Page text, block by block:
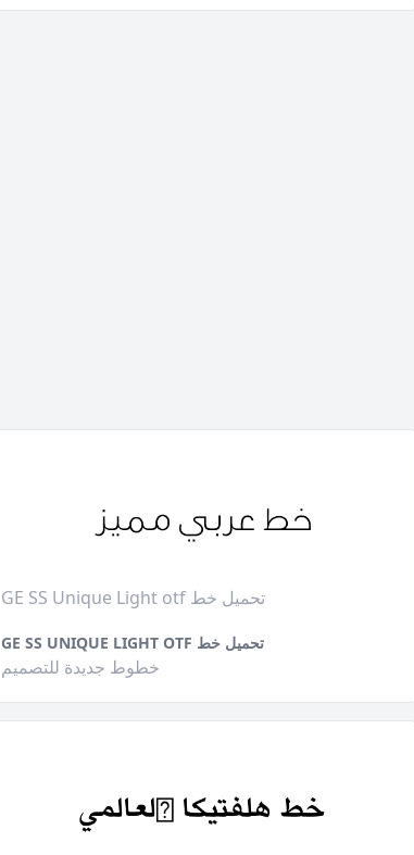
GE SS Unique Light otf تحميل خط
GE SS UNIQUE LIGHT OTF تحميل خط
خطوط جديدة للتصميم